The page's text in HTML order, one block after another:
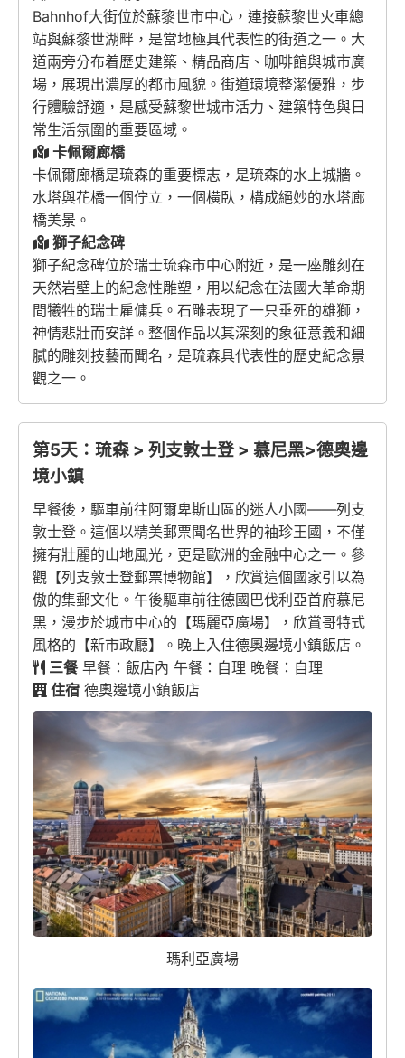
Bahnhof大街位於蘇黎世市中心，連接蘇黎世火車總
站與蘇黎世湖畔，是當地極具代表性的街道之一。大
道兩旁分布着歷史建築、精品商店、咖啡館與城市廣
場，展現出濃厚的都市風貌。街道環境整潔優雅，步
行體驗舒適，是感受蘇黎世城市活力、建築特色與日
常生活氛圍的重要區域。
卡佩爾廊橋
卡佩爾廊橋是琉森的重要標志，是琉森的水上城牆。
水塔與花橋一個佇立，一個橫臥，構成絕妙的水塔廊
橋美景。
獅子紀念碑
獅子紀念碑位於瑞士琉森市中心附近，是一座雕刻在
天然岩壁上的紀念性雕塑，用以紀念在法國大革命期
間犧牲的瑞士雇傭兵。石雕表現了一只垂死的雄獅，
神情悲壯而安詳。整個作品以其深刻的象征意義和細
膩的雕刻技藝而聞名，是琉森具代表性的歷史紀念景
觀之一。
第5天：琉森 > 列支敦士登 > 慕尼黑>德奧邊
境小鎮
早餐後，驅車前往阿爾卑斯山區的迷人小國——列支
敦士登。這個以精美郵票聞名世界的袖珍王國，不僅
擁有壯麗的山地風光，更是歐洲的金融中心之一。參
觀【列支敦士登郵票博物館】，欣賞這個國家引以為
傲的集郵文化。午後驅車前往德國巴伐利亞首府慕尼
黑，漫步於城市中心的【瑪麗亞廣場】，欣賞哥特式
風格的【新市政廳】。晚上入住德奧邊境小鎮飯店。
三餐早餐：飯店內 午餐：自理 晚餐：自理
住宿 德奧邊境小鎮飯店
瑪利亞廣場